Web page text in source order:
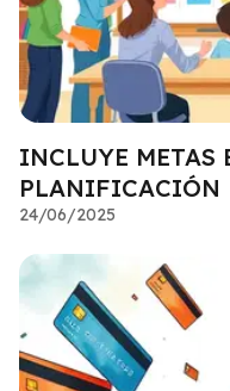
INCLUYE METAS
PLANIFICACIÓN
24/06/2025